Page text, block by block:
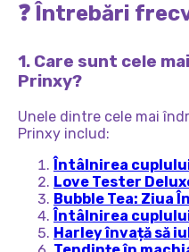
❓ Întrebări
1. Care sunt cele
Prinxy?
Unele dintre cele mai
Prinxy includ:
Întâlnirea
Love Tester
Bubble Tea: Ziua
Întâlnirea
Harley învață să